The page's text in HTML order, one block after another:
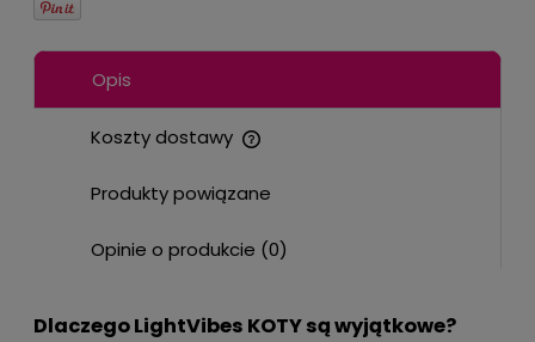
Opis
Koszty dostawy
Cena nie zawiera ewentualnych kosztów płatności
Produkty powiązane
Opinie o produkcie (0)
Dlaczego LightVibes KOTYsą wyjątkowe?